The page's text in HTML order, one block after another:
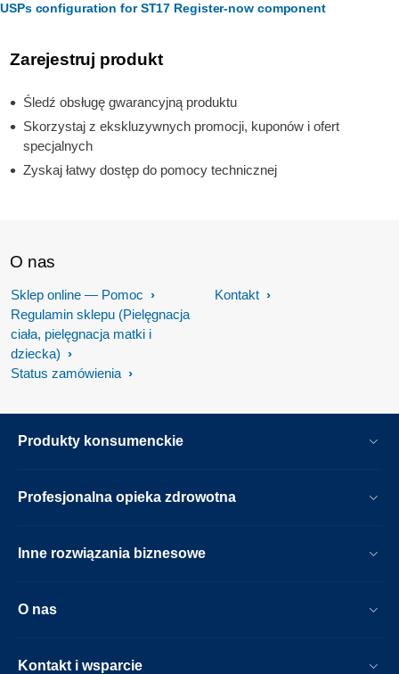
USPs configuration for ST17 Register-now component
Zarejestruj produkt
Śledź obsługę gwarancyjną produktu
Skorzystaj z ekskluzywnych promocji, kuponów i ofert
specjalnych
Zyskaj łatwy dostęp do pomocy technicznej
O nas
Sklep online — Pomoc
Regulamin sklepu (Pielęgnacja
ciała, pielęgnacja matki i
dziecka)
Status zamówienia
Kontakt
Produkty konsumenckie
Profesjonalna opieka zdrowotna
Inne rozwiązania biznesowe
O nas
Kontakt i wsparcie